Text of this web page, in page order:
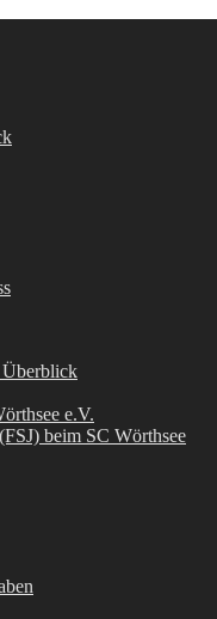
Überblick
e.V.
beim SC Wörthsee